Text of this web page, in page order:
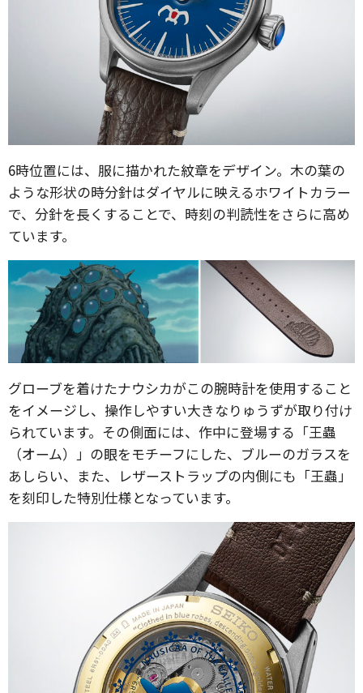
6時位置には、服に描かれた紋章をデザイン。木の葉の
ような形状の時分針はダイヤルに映えるホワイトカラー
で、分針を長くすることで、時刻の判読性をさらに高め
ています。
グローブを着けたナウシカがこの腕時計を使用すること
をイメージし、操作しやすい大きなりゅうずが取り付け
られています。その側面には、作中に登場する「王蟲
（オーム）」の眼をモチーフにした、ブルーのガラスを
あしらい、また、レザーストラップの内側にも「王蟲」
を刻印した特別仕様となっています。